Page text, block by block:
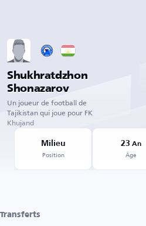
Shukhratdzhon
Shonazarov
Un joueur de football de
Tajikistan qui joue pour FK
Khujand
Milieu
Position
23 An
Âge
Transferts